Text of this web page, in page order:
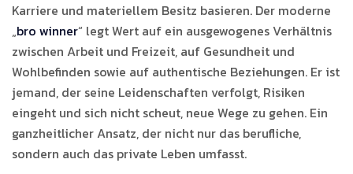
Karriere und materiellem Besitz basieren. Der moderne
„bro winner“ legt Wert auf ein ausgewogenes Verhältnis
zwischen Arbeit und Freizeit, auf Gesundheit und
Wohlbefinden sowie auf authentische Beziehungen. Er ist
jemand, der seine Leidenschaften verfolgt, Risiken
eingeht und sich nicht scheut, neue Wege zu gehen. Ein
ganzheitlicher Ansatz, der nicht nur das berufliche,
sondern auch das private Leben umfasst.